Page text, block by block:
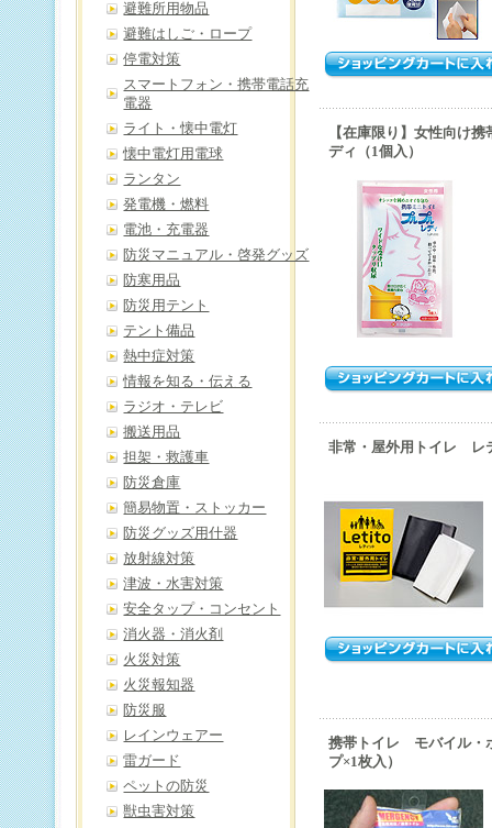
【在庫限り】女性向け
ディ（1個入）
非常・屋外用トイレ
携帯トイレ モバイル・
プ×1枚入）
避難所用物品
避難はしご・ロープ
停電対策
スマートフォン・携帯電話充
電器
ライト・懐中電灯
懐中電灯用電球
ランタン
発電機・燃料
電池・充電器
防災マニュアル・啓発グッズ
防寒用品
防災用テント
テント備品
熱中症対策
情報を知る・伝える
ラジオ・テレビ
搬送用品
担架・救護車
防災倉庫
簡易物置・ストッカー
防災グッズ用什器
放射線対策
津波・水害対策
安全タップ・コンセント
消火器・消火剤
火災対策
火災報知器
防災服
レインウェアー
雷ガード
ペットの防災
獣虫害対策